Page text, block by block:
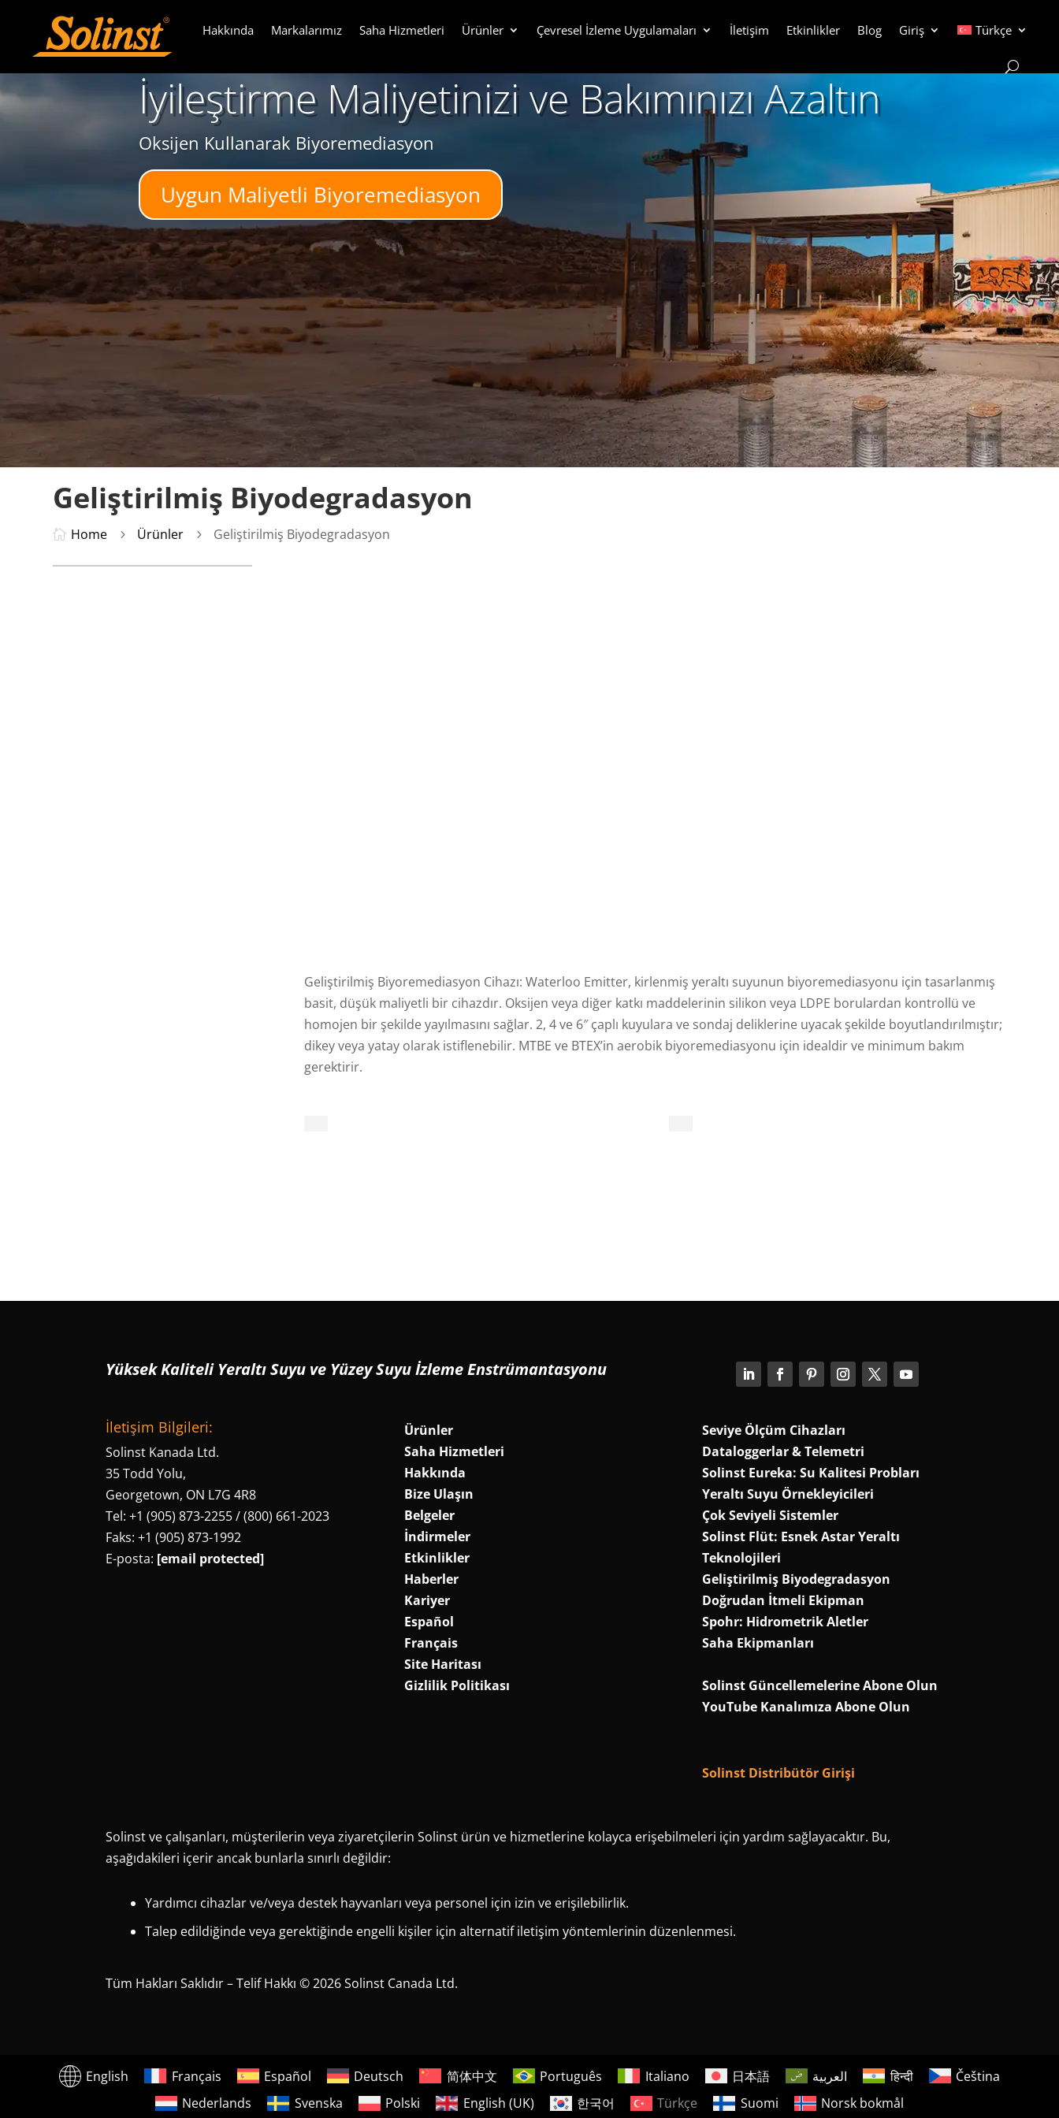
Hakkında Markalarımız Saha Hizmetleri Ürünler Çevresel İzleme Uygulamaları İletişim Etkinlikler Blog Giriş Türkçe
İyileştirme Maliyetinizi ve Bakımınızı Azaltın
Oksijen Kullanarak Biyoremediasyon
Uygun Maliyetli Biyoremediasyon
Geliştirilmiş Biyodegradasyon
 Home 5 Ürünler 5 Geliştirilmiş Biyodegradasyon
Geliştirilmiş Biyoremediasyon Cihazı: Waterloo Emitter, kirlenmiş yeraltı suyunun biyoremediasyonu için tasarlanmış
basit, düşük maliyetli bir cihazdır. Oksijen veya diğer katkı maddelerinin silikon veya LDPE borulardan kontrollü ve
homojen bir şekilde yayılmasını sağlar. 2, 4 ve 6″ çaplı kuyulara ve sondaj deliklerine uyacak şekilde boyutlandırılmıştır;
dikey veya yatay olarak istiflenebilir. MTBE ve BTEX’in aerobik biyoremediasyonu için idealdir ve minimum bakım
gerektirir.
Yüksek Kaliteli Yeraltı Suyu ve Yüzey Suyu İzleme Enstrümantasyonu
İletişim Bilgileri:
Solinst Kanada Ltd.
35 Todd Yolu,
Georgetown, ON L7G 4R8
Tel: +1 (905) 873-2255 / (800) 661-2023
Faks: +1 (905) 873-1992
E-posta: [email protected]
Ürünler
Saha Hizmetleri
Hakkında
Bize Ulaşın
Belgeler
İndirmeler
Etkinlikler
Haberler
Kariyer
Español
Français
Site Haritası
Gizlilik Politikası
Seviye Ölçüm Cihazları
Dataloggerlar & Telemetri
Solinst Eureka: Su Kalitesi Probları
Yeraltı Suyu Örnekleyicileri
Çok Seviyeli Sistemler
Solinst Flüt: Esnek Astar Yeraltı
Teknolojileri
Geliştirilmiş Biyodegradasyon
Doğrudan İtmeli Ekipman
Spohr: Hidrometrik Aletler
Saha Ekipmanları
Solinst Güncellemelerine Abone Olun
YouTube Kanalımıza Abone Olun
Solinst Distribütör Girişi
Solinst ve çalışanları, müşterilerin veya ziyaretçilerin Solinst ürün ve hizmetlerine kolayca erişebilmeleri için yardım sağlayacaktır. Bu,
aşağıdakileri içerir ancak bunlarla sınırlı değildir:
Yardımcı cihazlar ve/veya destek hayvanları veya personel için izin ve erişilebilirlik.
Talep edildiğinde veya gerektiğinde engelli kişiler için alternatif iletişim yöntemlerinin düzenlenmesi.
Tüm Hakları Saklıdır – Telif Hakkı © 2026 Solinst Canada Ltd.
English Français Español Deutsch 简体中文 Português Italiano 日本語 العربية हिन्दी
Čeština
Nederlands
Svenska Polski English (UK) 한국어 Türkçe Suomi Norsk bokmål